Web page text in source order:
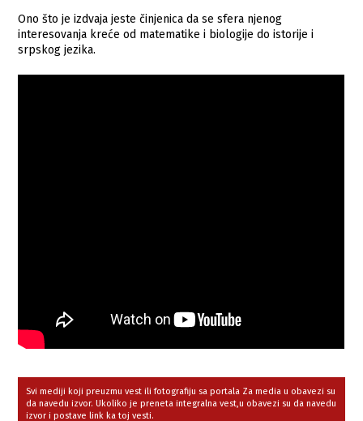
Ono što je izdvaja jeste činjenica da se sfera njenog
interesovanja kreće od matematike i biologije do istorije i
srpskog jezika.
Svi mediji koji preuzmu vest ili fotografiju sa portala Za media u obavezi su
da navedu izvor. Ukoliko je preneta integralna vest,u obavezi su da navedu
izvor i postave link ka toj vesti.